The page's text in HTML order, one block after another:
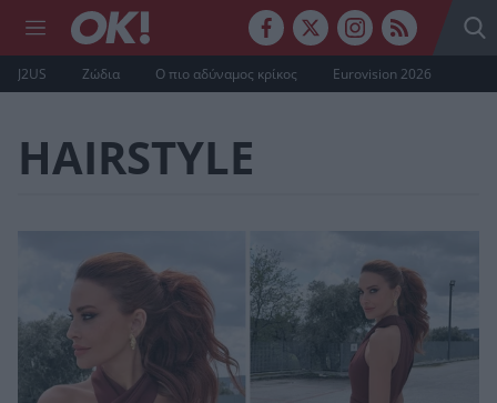
J2US Ζώδια Ο πιο αδύναμος κρίκος Eurovision 2026
HAIRSTYLE